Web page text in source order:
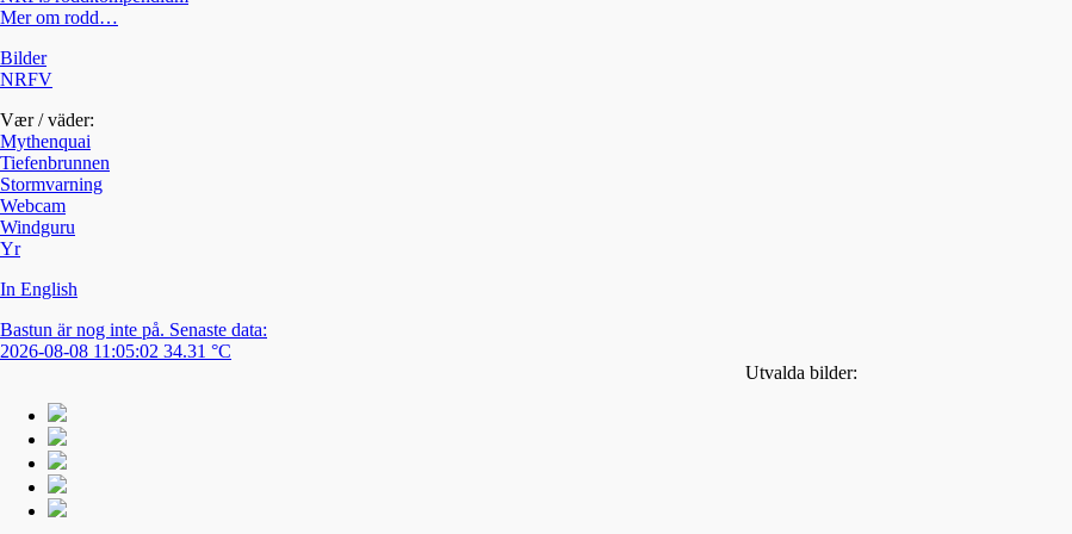
Mer om rodd…
Bilder
NRFV
Vær / väder:
Mythenquai
Tiefenbrunnen
Stormvarning
Webcam
Windguru
Yr
In English
Bastun är nog inte på. Senaste data:
2026-08-08 11:05:02 34.31 °C
Utvalda bilder: